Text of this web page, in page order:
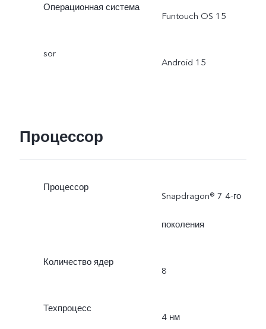
Операционная система
Funtouch OS 15
sor
Android 15
Процессор
Процессор
Snapdragon® 7 4-го
поколения
Количество ядер
8
Техпроцесс
4 нм